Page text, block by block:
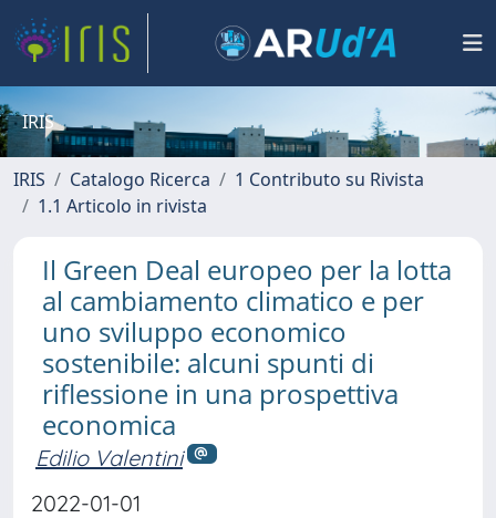
IRIS
IRIS Catalogo Ricerca
1 Contributo su Rivista
1.1 Articolo in rivista
Il Green Deal europeo per la lotta
al cambiamento climatico e per
uno sviluppo economico
sostenibile: alcuni spunti di
riflessione in una prospettiva
economica
Edilio Valentini
2022-01-01